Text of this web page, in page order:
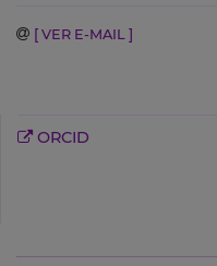
[ VER E-MAIL ]
ORCID